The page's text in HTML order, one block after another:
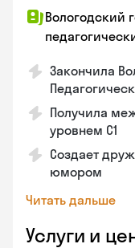
Вологодский
Закончила
Получила
уровнем C1
Создает
юмором
Читать дальше
Услуги и